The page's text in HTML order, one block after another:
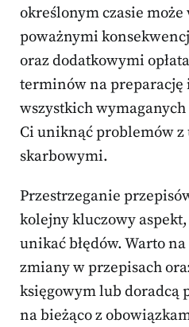
określonym czasie może
poważnymi
oraz dodatkowymi
terminów na preparację
wszystkich
Ci uniknąć problemów z
skarbowymi.
Przestrzeganie
kolejny kluczowy
unikać błędów. Warto
zmiany w przepisach
księgowym lub doradcą
na bieżąco z